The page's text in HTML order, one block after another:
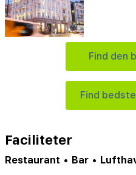
Find den
Find
Faciliteter
Restaurant • Bar •